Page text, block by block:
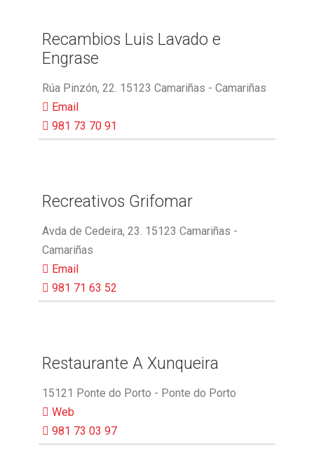
Recambios Luis Lavado e
Engrase
Rúa Pinzón, 22. 15123 Camariñas - Camariñas
Email
981 73 70 91
Recreativos Grifomar
Avda de Cedeira, 23. 15123 Camariñas -
Camariñas
Email
981 71 63 52
Restaurante A Xunqueira
15121 Ponte do Porto - Ponte do Porto
Web
981 73 03 97